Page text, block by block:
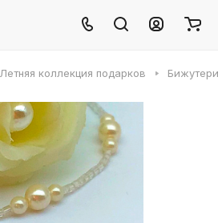
Летняя коллекция подарков